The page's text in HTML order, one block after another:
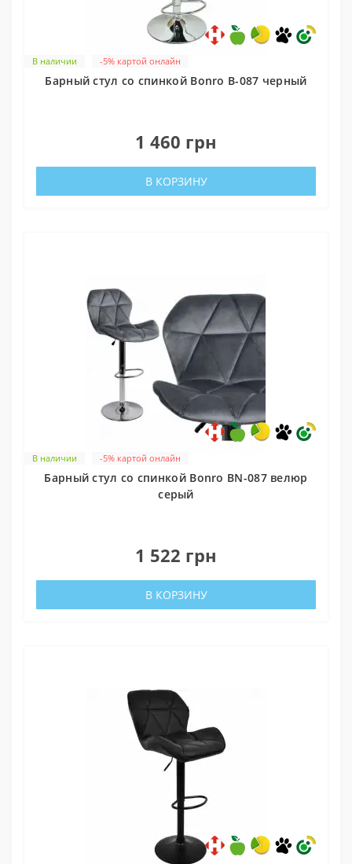
В наличии -5% картой онлайн
Барный стул со спинкой Bonro B-087 черный
1 460 грн
В КОРЗИНУ
В наличии -5% картой онлайн
Барный стул со спинкой Bonro BN-087 велюр
серый
1 522 грн
В КОРЗИНУ